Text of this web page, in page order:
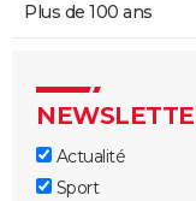
Plus de 100 ans
Actualité
Sport